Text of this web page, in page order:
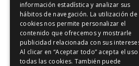
información estadística y analizar sus
hábitos de navegación. La utilización de
cookies nos permite personalizar el
contenido que ofrecemos y mostrarle
publicidad relacionada con sus
Al clicar en “Aceptar todo” acepta el
todas las cookies. También puede